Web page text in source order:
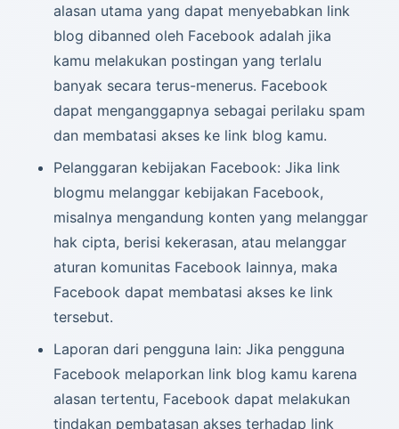
alasan utama yang dapat menyebabkan link
blog dibanned oleh Facebook adalah jika
kamu melakukan postingan yang terlalu
banyak secara terus-menerus. Facebook
dapat menganggapnya sebagai perilaku spam
dan membatasi akses ke link blog kamu.
Pelanggaran kebijakan Facebook: Jika link
blogmu melanggar kebijakan Facebook,
misalnya mengandung konten yang melanggar
hak cipta, berisi kekerasan, atau melanggar
aturan komunitas Facebook lainnya, maka
Facebook dapat membatasi akses ke link
tersebut.
Laporan dari pengguna lain: Jika pengguna
Facebook melaporkan link blog kamu karena
alasan tertentu, Facebook dapat melakukan
tindakan pembatasan akses terhadap link